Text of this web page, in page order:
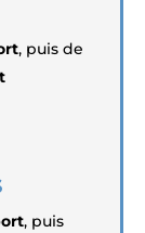
, puis de
, puis